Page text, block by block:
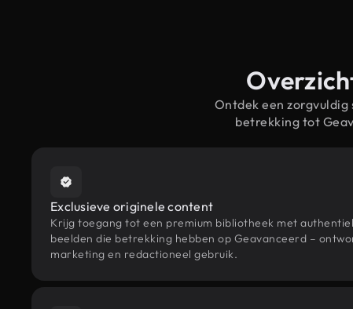
Ontdek een
betrekking tot
Exclusieve originele content
Krijg toegang tot een premium bibliotheek met
beelden die betrekking hebben op Geavanceerd –
marketing en redactioneel gebruik.